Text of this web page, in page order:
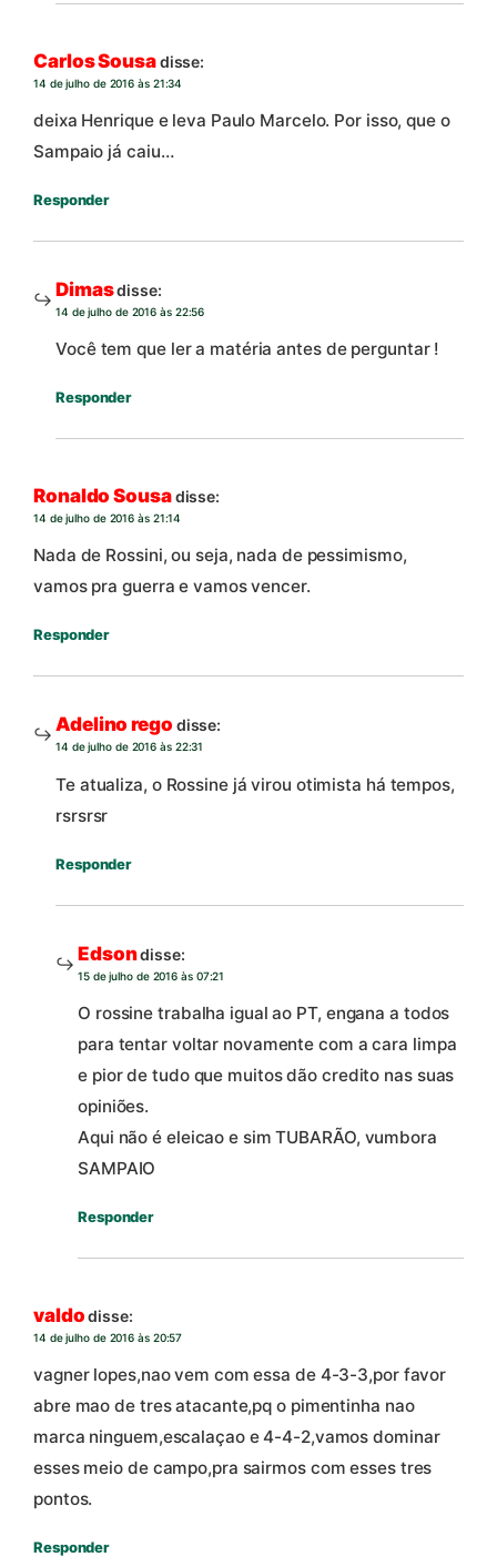
Carlos Sousadisse:
14 de julho de 2016 às 21:34
deixa Henrique e leva Paulo Marcelo. Por isso, que o
Sampaio já caiu…
Responder
Dimasdisse:
14 de julho de 2016 às 22:56
Você tem que ler a matéria antes de perguntar !
Responder
Ronaldo Sousadisse:
14 de julho de 2016 às 21:14
Nada de Rossini, ou seja, nada de pessimismo,
vamos pra guerra e vamos vencer.
Responder
Adelino rego disse:
14 de julho de 2016 às 22:31
Te atualiza, o Rossine já virou otimista há tempos,
rsrsrsr
Responder
Edsondisse:
15 de julho de 2016 às 07:21
O rossine trabalha igual ao PT, engana a todos
para tentar voltar novamente com a cara limpa
e pior de tudo que muitos dão credito nas suas
opiniões.
Aqui não é eleicao e sim TUBARÃO, vumbora
SAMPAIO
Responder
valdo disse:
14 de julho de 2016 às 20:57
vagner lopes,nao vem com essa de 4-3-3,por favor
abre mao de tres atacante,pq o pimentinha nao
marca ninguem,escalaçao e 4-4-2,vamos dominar
esses meio de campo,pra sairmos com esses tres
pontos.
Responder